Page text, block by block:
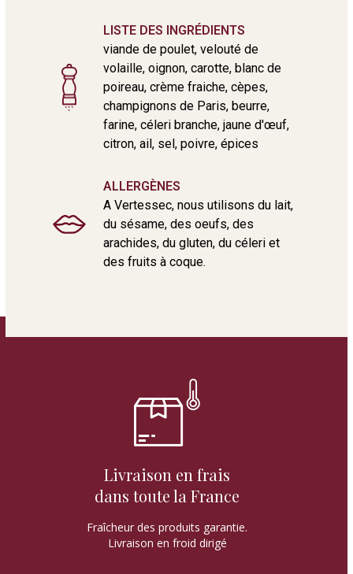
LISTE DES INGRÉDIENTS
viande de poulet, velouté de
volaille, oignon, carotte, blanc de
poireau, crème fraiche, cèpes,
champignons de Paris, beurre,
farine, céleri branche, jaune d'œuf,
citron, ail, sel, poivre, épices
ALLERGÈNES
A Vertessec, nous utilisons du lait,
du sésame, des oeufs, des
arachides, du gluten, du céleri et
des fruits à coque.
Livraison en frais
dans toute la France
Fraîcheur des produits garantie.
Livraison en froid dirigé